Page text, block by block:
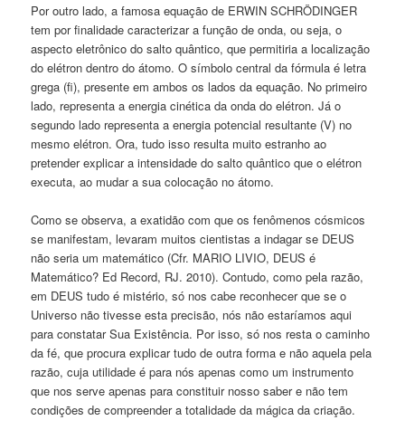
Por outro lado, a famosa equação de ERWIN SCHRÖDINGER
tem por finalidade caracterizar a função de onda, ou seja, o
aspecto eletrônico do salto quântico, que permitiria a localização
do elétron dentro do átomo. O símbolo central da fórmula é letra
grega (fi), presente em ambos os lados da equação. No primeiro
lado, representa a energia cinética da onda do elétron. Já o
segundo lado representa a energia potencial resultante (V) no
mesmo elétron. Ora, tudo isso resulta muito estranho ao
pretender explicar a intensidade do salto quântico que o elétron
executa, ao mudar a sua colocação no átomo.
Como se observa, a exatidão com que os fenômenos cósmicos
se manifestam, levaram muitos cientistas a indagar se DEUS
não seria um matemático (Cfr. MARIO LIVIO, DEUS é
Matemático? Ed Record, RJ. 2010). Contudo, como pela razão,
em DEUS tudo é mistério, só nos cabe reconhecer que se o
Universo não tivesse esta precisão, nós não estaríamos aqui
para constatar Sua Existência. Por isso, só nos resta o caminho
da fé, que procura explicar tudo de outra forma e não aquela pela
razão, cuja utilidade é para nós apenas como um instrumento
que nos serve apenas para constituir nosso saber e não tem
condições de compreender a totalidade da mágica da criação.